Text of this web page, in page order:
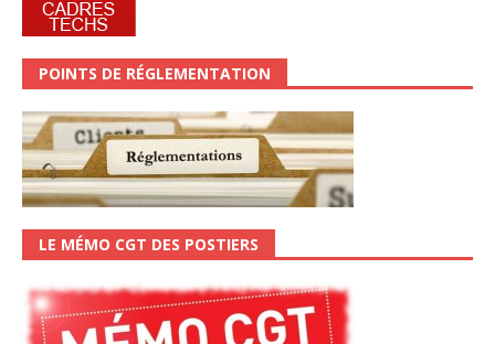
POINTS DE RÉGLEMENTATION
LE MÉMO CGT DES POSTIERS